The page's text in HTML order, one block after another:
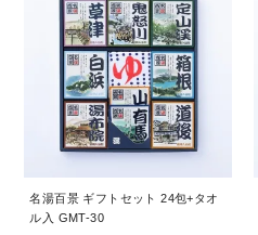
名湯百景 ギフトセット 24包+タオ
ル入 GMT-30